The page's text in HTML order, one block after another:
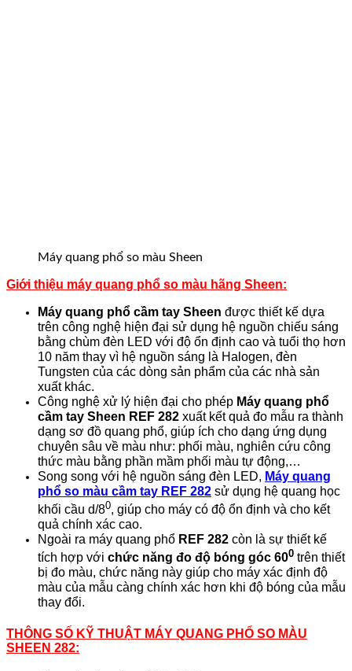
Máy quang phổ so màu Sheen
Giới thiệu máy quang phổ so màu hãng Sheen:
Máy quang phổ cầm tay Sheen được thiết kế dựa
trên công nghệ hiện đại sử dụng hệ nguồn chiếu sáng
bằng chùm đèn LED với độ ổn định cao và tuổi thọ hơn
10 năm thay vì hệ nguồn sáng là Halogen, đèn
Tungsten của các dòng sản phẩm của các nhà sản
xuất khác.
Công nghệ xử lý hiện đại cho phép Máy quang phổ
cầm tay Sheen REF 282 xuất kết quả đo mẫu ra thành
dạng sơ đồ quang phổ, giúp ích cho dạng ứng dụng
chuyên sâu về màu như: phối màu, nghiên cứu công
thức màu bằng phần mầm phối màu tự động,…
Song song với hệ nguồn sáng đèn LED, Máy quang
phổ so màu cầm tay REF 282 sử dụng hệ quang học
khối cầu d/80, giúp cho máy có độ ổn định và cho kết
quả chính xác cao.
Ngoài ra máy quang phổ REF 282 còn là sự thiết kế
tích hợp với chức năng đo độ bóng góc 600 trên thiết
bị đo màu, chức năng này giúp cho máy xác định độ
màu của mẫu càng chính xác hơn khi độ bóng của mẫu
thay đổi.
THÔNG SỐ KỸ THUẬT MÁY QUANG PHỔ SO MÀU
SHEEN 282: